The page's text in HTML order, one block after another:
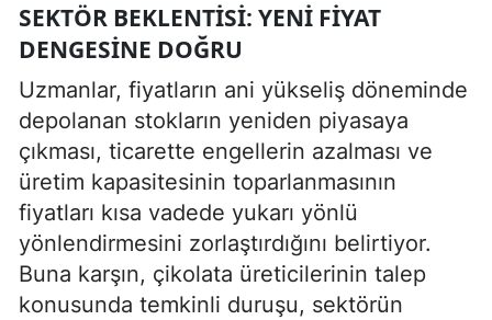
SEKTÖR BEKLENTISI: YENI FIYAT
DENGESINE DOĞRU
Uzmanlar, fiyatların ani yükseliş döneminde
depolanan stokların yeniden piyasaya
çıkması, ticarette engellerin azalması ve
üretim kapasitesinin toparlanmasının
fiyatları kısa vadede yukarı yönlü
yönlendirmesini zorlaştırdığını belirtiyor.
Buna karşın, çikolata üreticilerinin talep
konusunda temkinli duruşu, sektörün